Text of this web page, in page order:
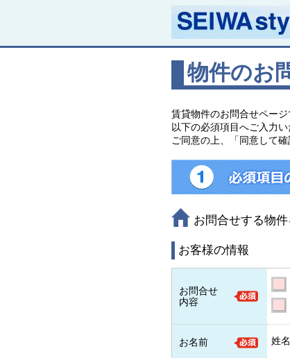
物件のお
賃貸物件のお問合せページ
以下の必須項目へご入力
ご同意の上、「同意して
お問合せする物
お客様の情報
お問合せ
内容
お名前 姓名